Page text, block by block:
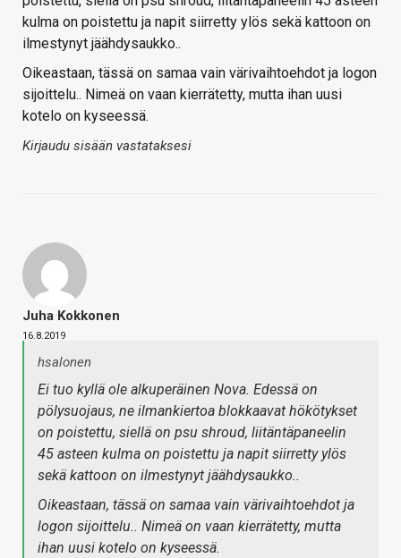
kulma on poistettu ja napit siirretty ylös sekä kattoon on
ilmestynyt jäähdysaukko..
Oikeastaan, tässä on samaa vain värivaihtoehdot ja logon
sijoittelu.. Nimeä on vaan kierrätetty, mutta ihan uusi
kotelo on kyseessä.
Kirjaudu sisään vastataksesi
Juha Kokkonen
16.8.2019
hsalonen
Ei tuo kyllä ole alkuperäinen Nova. Edessä on
pölysuojaus, ne ilmankiertoa blokkaavat hökötykset
on poistettu, siellä on psu shroud, liitäntäpaneelin
45 asteen kulma on poistettu ja napit siirretty ylös
sekä kattoon on ilmestynyt jäähdysaukko..
Oikeastaan, tässä on samaa vain värivaihtoehdot ja
logon sijoittelu.. Nimeä on vaan kierrätetty, mutta
ihan uusi kotelo on kyseessä.